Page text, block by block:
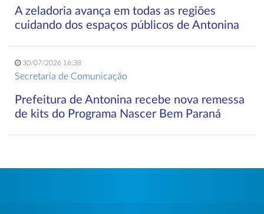
A zeladoria avança em todas as regiões
cuidando dos espaços públicos de Antonina
30/07/2026 16:38
Secretaria de Comunicação
Prefeitura de Antonina recebe nova remessa
de kits do Programa Nascer Bem Paraná